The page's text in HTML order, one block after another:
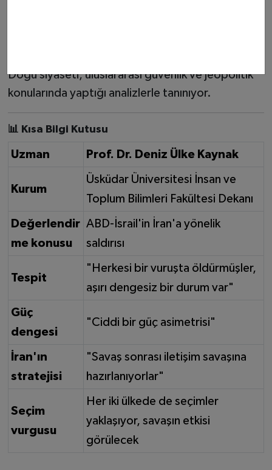
Doğu siyaseti, uluslararası güvenlik ve jeopolitik
konularında yaptığı analizlerle tanınıyor.
📊 Kısa Bilgi Kutusu
Uzman Prof. Dr. Deniz Ülke Kaynak
Kurum
Üsküdar Üniversitesi İnsan ve
Toplum Bilimleri Fakültesi Dekanı
Değerlendir
me konusu
ABD-İsrail'in İran'a yönelik
saldırısı
Tespit
"Herkesi bir vuruşta öldürmüşler,
aşırı dengesiz bir durum var"
Güç
dengesi
"Ciddi bir güç asimetrisi"
İran'ın
stratejisi
"Savaş sonrası iletişim savaşına
hazırlanıyorlar"
Seçim
vurgusu
Her iki ülkede de seçimler
yaklaşıyor, savaşın etkisi
görülecek